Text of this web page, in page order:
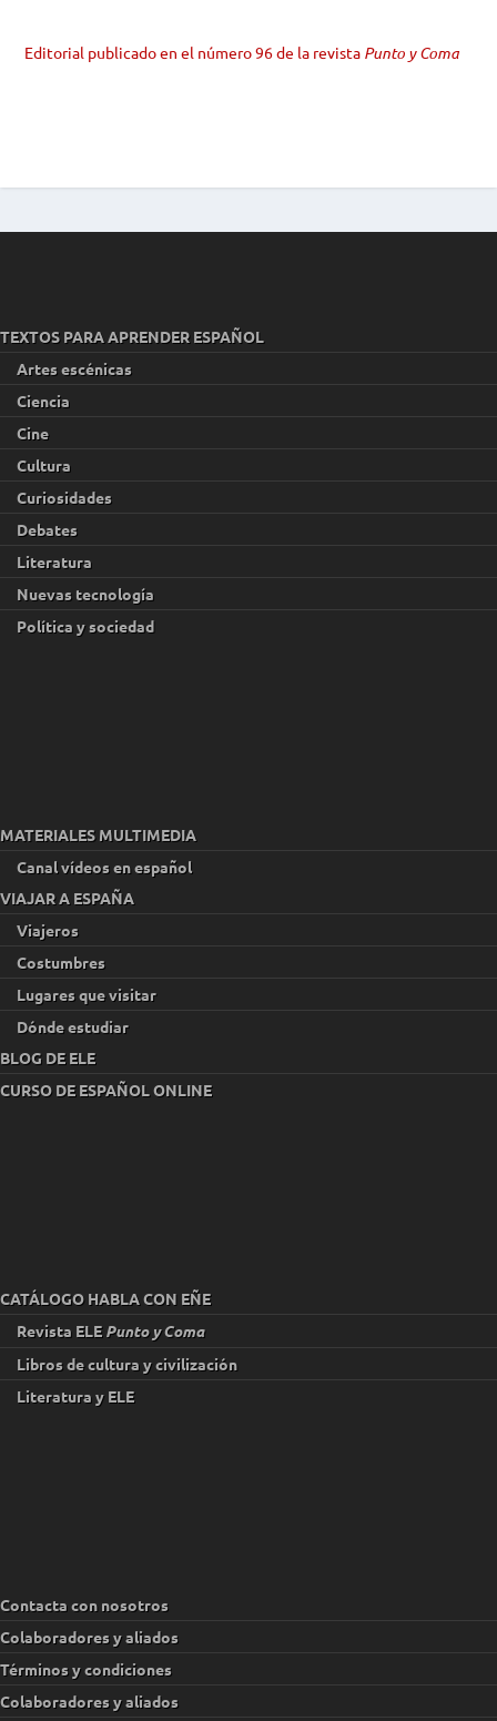
Editorial publicado en el número 96 de la revista Punto y Coma
TEXTOS PARA APRENDER ESPAÑOL
Artes escénicas
Ciencia
Cine
Cultura
Curiosidades
Debates
Literatura
Nuevas tecnología
Política y sociedad
MATERIALES MULTIMEDIA
Canal vídeos en español
VIAJAR A ESPAÑA
Viajeros
Costumbres
Lugares que visitar
Dónde estudiar
BLOG DE ELE
CURSO DE ESPAÑOL ONLINE
CATÁLOGO HABLA CON EÑE
Revista ELEPunto y Coma
Libros de cultura y civilización
Literatura y ELE
Contacta con nosotros
Colaboradores y aliados
Términos y condiciones
Colaboradores y aliados